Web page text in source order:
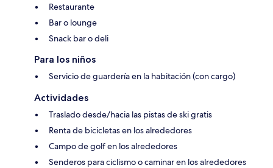
Restaurante
Bar o lounge
Snack bar o deli
Para los niños
Servicio de guardería en la habitación (con cargo)
Actividades
Traslado desde/hacia las pistas de ski gratis
Renta de bicicletas en los alrededores
Campo de golf en los alrededores
Senderos para ciclismo o caminar en los alrededores